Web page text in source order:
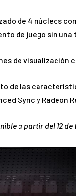
de 4 núcleos
de juego sin
de visualización
de las
Sync y Radeon
a partir del 12 de